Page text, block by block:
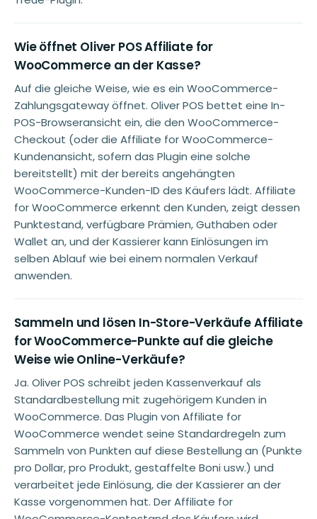
Wie öffnet Oliver POS Affiliate for
WooCommerce an der Kasse?
Auf die gleiche Weise, wie es ein WooCommerce-
Zahlungsgateway öffnet. Oliver POS bettet eine In-
POS-Browseransicht ein, die den WooCommerce-
Checkout (oder die Affiliate for WooCommerce-
Kundenansicht, sofern das Plugin eine solche
bereitstellt) mit der bereits angehängten
WooCommerce-Kunden-ID des Käufers lädt. Affiliate
for WooCommerce erkennt den Kunden, zeigt dessen
Punktestand, verfügbare Prämien, Guthaben oder
Wallet an, und der Kassierer kann Einlösungen im
selben Ablauf wie bei einem normalen Verkauf
anwenden.
Sammeln und lösen In-Store-Verkäufe Affiliate
for WooCommerce-Punkte auf die gleiche
Weise wie Online-Verkäufe?
Ja. Oliver POS schreibt jeden Kassenverkauf als
Standardbestellung mit zugehörigem Kunden in
WooCommerce. Das Plugin von Affiliate for
WooCommerce wendet seine Standardregeln zum
Sammeln von Punkten auf diese Bestellung an (Punkte
pro Dollar, pro Produkt, gestaffelte Boni usw.) und
verarbeitet jede Einlösung, die der Kassierer an der
Kasse vorgenommen hat. Der Affiliate for